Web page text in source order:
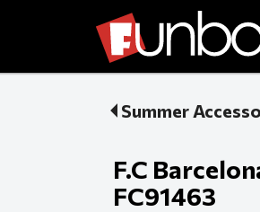
Summer
F.C
FC91463